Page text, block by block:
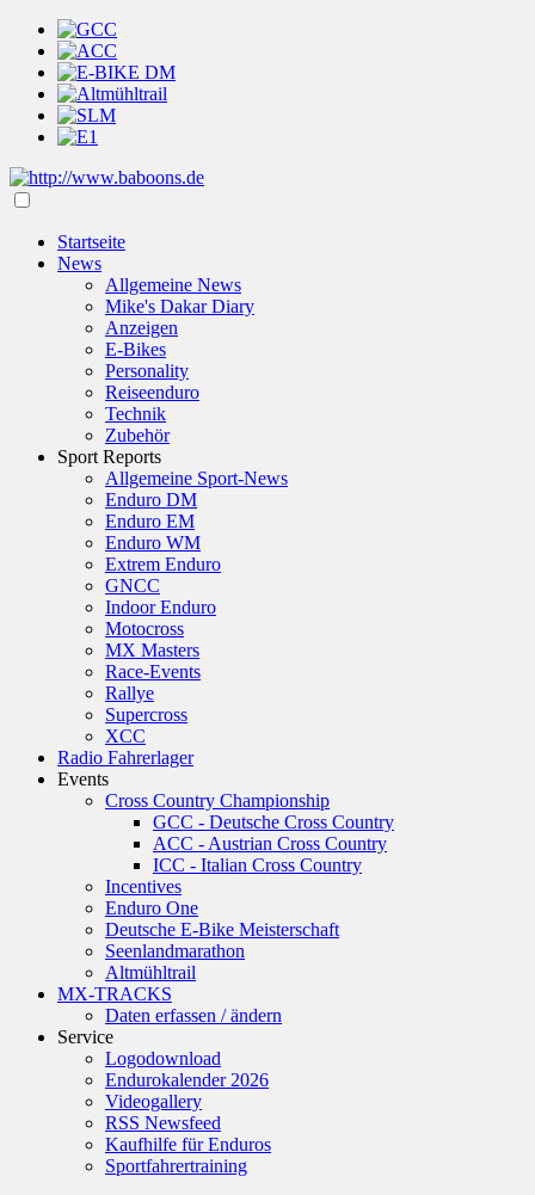
Startseite
News
Allgemeine News
Mike's Dakar Diary
Anzeigen
E-Bikes
Personality
Reiseenduro
Technik
Zubehör
Sport Reports
Allgemeine Sport-News
Enduro DM
Enduro EM
Enduro WM
Extrem Enduro
GNCC
Indoor Enduro
Motocross
MX Masters
Race-Events
Rallye
Supercross
XCC
Radio Fahrerlager
Events
Cross Country Championship
GCC - Deutsche Cross Country
ACC - Austrian Cross Country
ICC - Italian Cross Country
Incentives
Enduro One
Deutsche E-Bike Meisterschaft
Seenlandmarathon
Altmühltrail
MX-TRACKS
Daten erfassen / ändern
Service
Logodownload
Endurokalender 2026
Videogallery
RSS Newsfeed
Kaufhilfe für Enduros
Sportfahrertraining